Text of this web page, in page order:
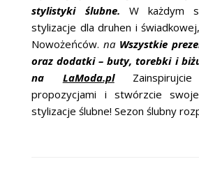
stylistyki ślubne. W każdym
stylizacje dla druhen i
Nowożeńców.na Wszystkie
oraz dodatki – buty, torebki i
na LaModa.pl
propozycjami i stwórzcie
stylizacje ślubne! Sezon ślubny